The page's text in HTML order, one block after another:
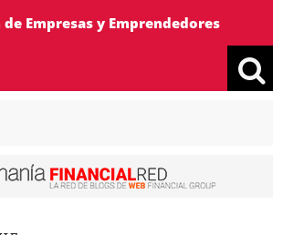
de Empresas y Emprendedores